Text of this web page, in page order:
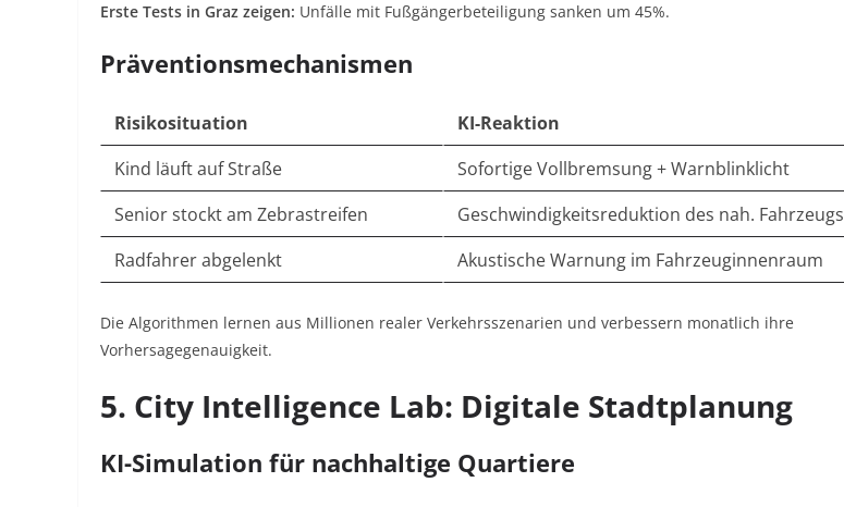
Erste Tests in Graz zeigen: Unfälle mit Fußgängerbeteiligung sanken um 45%.
Präventionsmechanismen
Risikosituation
KI-Reaktion
Kind läuft auf Straße
Sofortige Vollbremsung + Warnblinklicht
Senior stockt am Zebrastreifen
Geschwindigkeitsreduktion des nah. Fahrzeugs
Radfahrer abgelenkt
Akustische Warnung im Fahrzeuginnenraum
Die Algorithmen lernen aus Millionen realer Verkehrsszenarien und verbessern monatlich ihre
Vorhersagegenauigkeit.
5. City Intelligence Lab: Digitale Stadtplanung
KI-Simulation für nachhaltige Quartiere